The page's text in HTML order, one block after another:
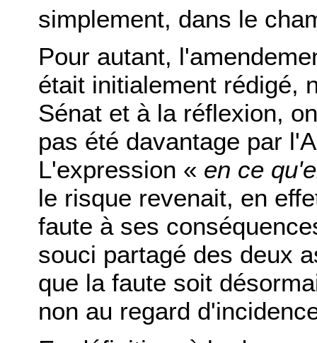
simplement, dans le
Pour autant,
était initialement rédigé,
Sénat et à la réflexion,
pas été davantage par
L'expression « en ce
le risque revenait, en
faute à ses
souci partagé des deux
que la faute soit
non au regard